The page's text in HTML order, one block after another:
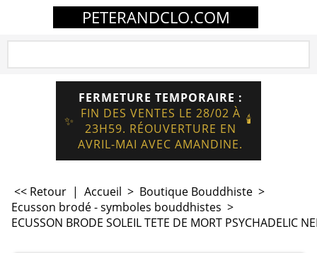
PETERANDCLO.COM
✨
FERMETURE TEMPORAIRE :
FIN DES VENTES LE 28/02 À
23H59. RÉOUVERTURE EN
AVRIL-MAI AVEC AMANDINE.
🕯️
<< Retour | Accueil > Boutique Bouddhiste >
Ecusson brodé - symboles bouddhistes >
ECUSSON BRODE SOLEIL TETE DE MORT PSYCHADELIC